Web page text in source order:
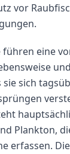
vor
führen eine
sie sich
Plankton,
erfassen.